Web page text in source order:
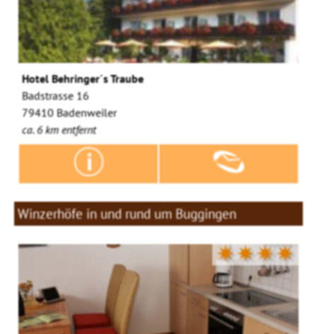
Hotel Behringer´s Traube
Badstrasse 16
79410 Badenweiler
ca. 6 km entfernt
Winzerhöfe in und rund um Buggingen
✷✷✷✷